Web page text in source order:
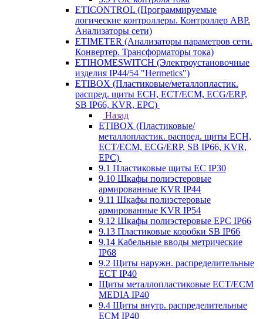
ETICONTROL (Программируемые
логические контроллеры. Контроллер АВР.
Анализаторы сети)
ETIMETER (Анализаторы параметров сети.
Конвертер. Трансформаторы тока)
ETIHOMESWITCH (Электроустановочные
изделия IP44/54 "Hermetics")
ETIBOX (Пластиковые/металлопластик.
распред. щиты ECH, ECT/ECM, ECG/ERP,
SB IP66, KVR, EPC)
Назад
ETIBOX (Пластиковые/
металлопластик. распред. щиты ECH,
ECT/ECM, ECG/ERP, SB IP66, KVR,
EPC)
9.1 Пластиковые щиты EC IP30
9.10 Шкафы полиэстеровые
армированные KVR IP44
9.11 Шкафы полиэстеровые
армированные KVR IP54
9.12 Шкафы полиэстеровые EPC IP66
9.13 Пластиковые коробки SB IP66
9.14 Кабельные вводы метрические
IP68
9.2 Щиты наружн. распределительные
ECT IP40
Щиты металлопластиковые ECT/ECM
MEDIA IP40
9.4 Щиты внутр. распределительные
ECМ IP40